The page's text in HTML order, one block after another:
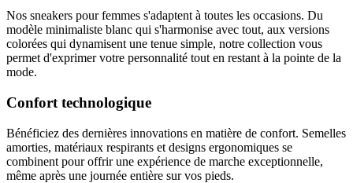
Nos sneakers pour femmes s'adaptent à toutes les occasions. Du
modèle minimaliste blanc qui s'harmonise avec tout, aux versions
colorées qui dynamisent une tenue simple, notre collection vous
permet d'exprimer votre personnalité tout en restant à la pointe de la
mode.
Confort technologique
Bénéficiez des dernières innovations en matière de confort. Semelles
amorties, matériaux respirants et designs ergonomiques se
combinent pour offrir une expérience de marche exceptionnelle,
même après une journée entière sur vos pieds.